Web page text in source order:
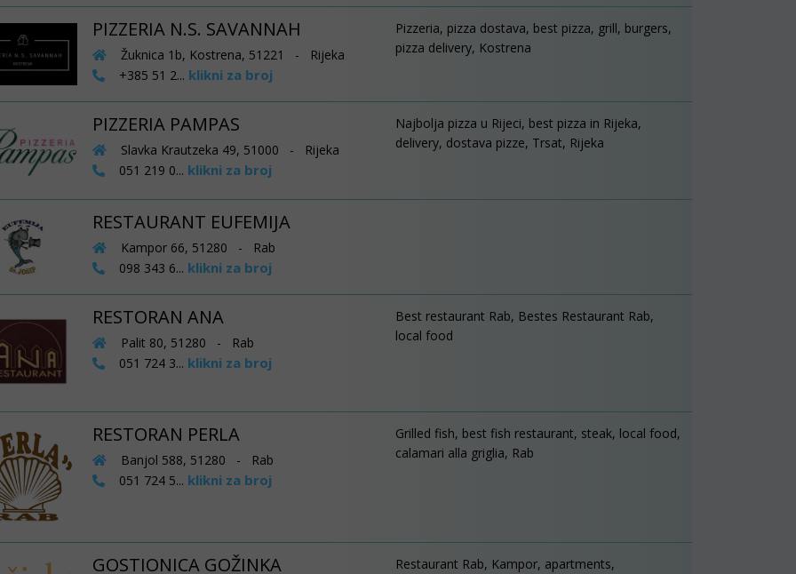
PIZZERIA N.S. SAVANNAH
Žuknica 1b, Kostrena, 51221 - Rijeka
+385 51 2... klikni za broj
Pizzeria, pizza dostava, best pizza, grill, burgers,
pizza delivery, Kostrena
PIZZERIA PAMPAS
Slavka Krautzeka 49, 51000 - Rijeka
051 219 0... klikni za broj
Najbolja pizza u Rijeci, best pizza in Rijeka,
delivery, dostava pizze, Trsat, Rijeka
RESTAURANT EUFEMIJA
Kampor 66, 51280 - Rab
098 343 6... klikni za broj
RESTORAN ANA
Palit 80, 51280 - Rab
051 724 3... klikni za broj
Best restaurant Rab, Bestes Restaurant Rab,
local food
RESTORAN PERLA
Banjol 588, 51280 - Rab
051 724 5... klikni za broj
Grilled fish, best fish restaurant, steak, local food,
calamari alla griglia, Rab
GOSTIONICA GOŽINKA Restaurant Rab, Kampor, apartments,